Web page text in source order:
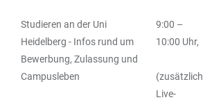
TABELLE
Studieren an der Uni
Heidelberg - Infos rund um
Bewerbung, Zulassung und
Campusleben
9:00 –
10:00 Uhr,
(zusätzlich
Live-